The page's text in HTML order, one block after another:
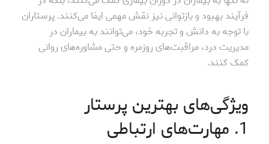
فرآیند بهبود و بازتوانی نیز نقش مهمی ایفا می‌کنند. پرستاران
با توجه به دانش و تجربه خود، می‌توانند به بیماران در
مدیریت درد، مراقبت‌های روزمره و حتی مشاوره‌های روانی
کمک کنند.
ویژگی‌های بهترین پرستار
1. مهارت‌های ارتباطی